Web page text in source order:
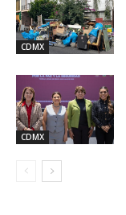
CDMX
CDMX